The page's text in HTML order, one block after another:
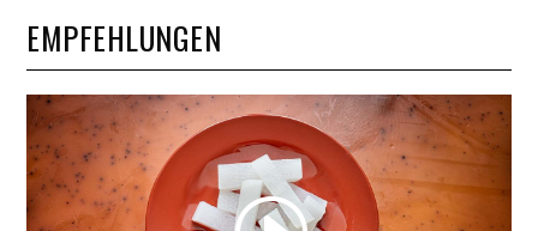
EMPFEHLUNGEN